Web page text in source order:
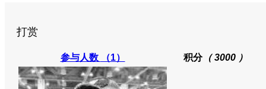
打赏
参与人数 （1） 积分（ 3000 ）